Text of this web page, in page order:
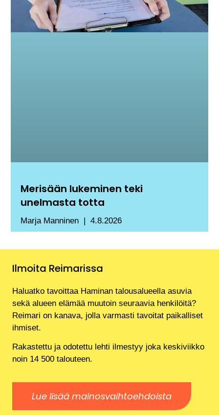
Merisään lukeminen teki
unelmasta totta
Marja Manninen 4.8.2026
Ilmoita Reimarissa
Haluatko tavoittaa Haminan talousalueella asuvia
sekä alueen elämää muutoin seuraavia henkilöitä?
Reimari on kanava, jolla varmasti tavoitat paikalliset
ihmiset.
Rakastettu ja odotettu lehti ilmestyy joka keskiviikko
noin 14 500 talouteen.
Lue lisää mainosvaihtoehdoista